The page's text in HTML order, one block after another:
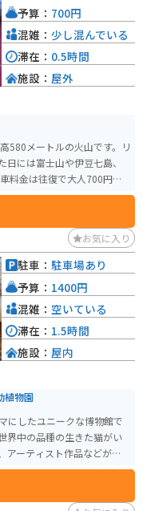
580メートルの火山です。リ
には富士山や伊豆七島、
していない場合があるので
家用車500台は駐車できる大
予算： 700円
混雑： 少し混んでいる
滞在： 0.5時間
施設： 屋外
お気に入り
植物園
にしたユニークな博物館で
界中の品種の生きた猫がい
アーティスト作品などが展
ています。また、世界の珍
あいコーナーもあり、約20
社があり、猫おみくじを引
駐車： 駐車場あり
予算： 1400円
混雑： 空いている
滞在： 1.5時間
施設： 屋内